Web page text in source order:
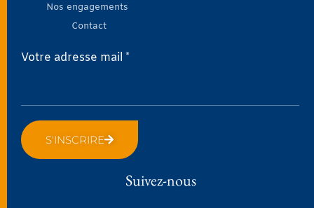
Nos engagements
Contact
Votre adresse mail *
S'INSCRIRE
Suivez-nous